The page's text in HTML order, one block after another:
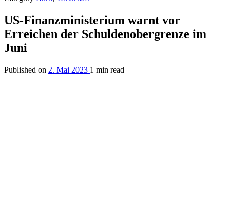
US-Finanzministerium warnt vor
Erreichen der Schuldenobergrenze im
Juni
Published on 2. Mai 2023 1 min read